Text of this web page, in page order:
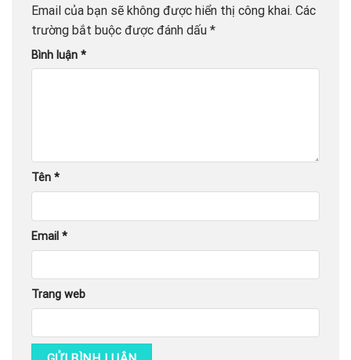
Email của bạn sẽ không được hiển thị công khai. Các
trường bắt buộc được đánh dấu *
Bình luận *
Tên *
Email *
Trang web